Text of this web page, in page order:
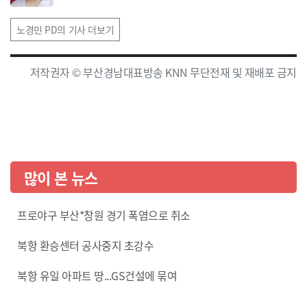
노경민 PD의 기사 더보기
저작권자 © 부산경남대표방송 KNN 무단전재 및 재배포 금지
많이 본 뉴스
프로야구 부산*창원 경기 폭염으로 취소
북항 환승센터 공사중지 초강수
북항 유일 아파트 땅...GS건설에 묶여